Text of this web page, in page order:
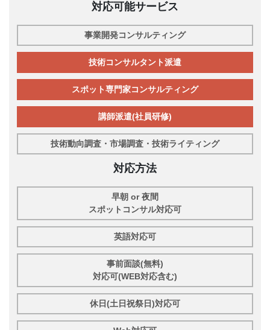
対応可能サービス
事業開発コンサルティング
技術コンサルタント派遣
スポット専門家コンサルティング
講師派遣(社員研修)
技術動向調査・市場調査・技術ライティング
対応方法
早朝 or 夜間
スポットコンサル対応可
英語対応可
事前面談(無料)
対応可(WEB対応含む)
休日(土日祝祭日)対応可